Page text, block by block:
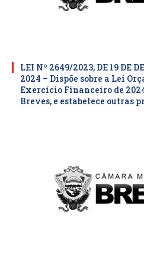
LEI Nº 2649/2023, DE 19 DE
2024 – Dispõe sobre a Lei
Exercício Financeiro de
Breves, e estabelece outras